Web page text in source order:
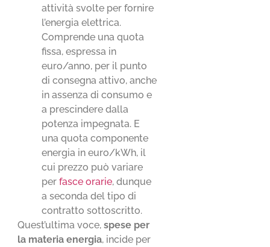
attività svolte per fornire
l’energia elettrica.
Comprende una quota
fissa, espressa in
euro/anno, per il punto
di consegna attivo, anche
in assenza di consumo e
a prescindere dalla
potenza impegnata. E
una quota componente
energia in euro/kWh, il
cui prezzo può variare
perfasce orarie, dunque
a seconda del tipo di
contratto sottoscritto.
Quest’ultima voce,spese per
la materia energia, incide per